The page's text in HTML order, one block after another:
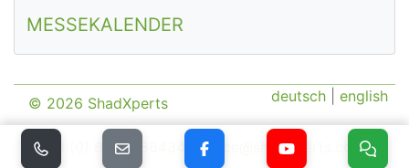
MESSEKALENDER
deutsch english
© 2026 ShadXperts
+43 (0) 664/1166434 office@shadXperts.com